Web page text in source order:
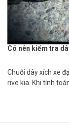
Có nên kiểm tra
Chuỗi dây xích xe
rive kia. Khi tính